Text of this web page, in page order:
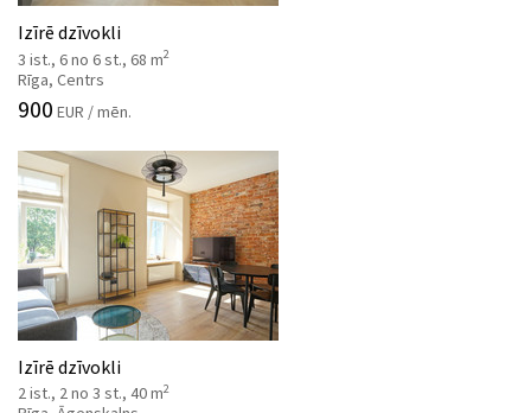
Izīrē dzīvokli
3 ist., 6 no 6 st., 68 m2
Rīga, Centrs
900 EUR / mēn.
Izīrē dzīvokli
2 ist., 2 no 3 st., 40 m2